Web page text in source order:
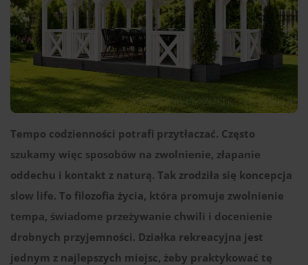
Tempo codzienności potrafi przytłaczać. Często
szukamy więc sposobów na zwolnienie, złapanie
oddechu i kontakt z naturą. Tak zrodziła się koncepcja
slow life. To filozofia życia, która promuje zwolnienie
tempa, świadome przeżywanie chwili i docenienie
drobnych przyjemności. Działka rekreacyjna jest
jednym z najlepszych miejsc, żeby praktykować tę